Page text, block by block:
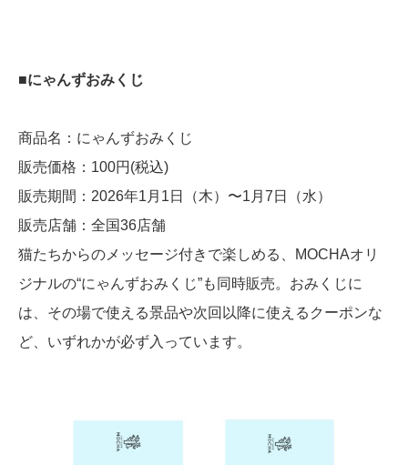
■にゃんずおみくじ
商品名：にゃんずおみくじ
販売価格：100円(税込)
販売期間：2026年1月1日（木）〜1月7日（水）
販売店舗：全国36店舗
猫たちからのメッセージ付きで楽しめる、MOCHAオリ
ジナルの“にゃんずおみくじ”も同時販売。おみくじに
は、その場で使える景品や次回以降に使えるクーポンな
ど、いずれかが必ず入っています。